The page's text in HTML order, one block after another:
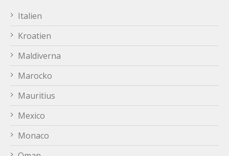
Italien
Kroatien
Maldiverna
Marocko
Mauritius
Mexico
Monaco